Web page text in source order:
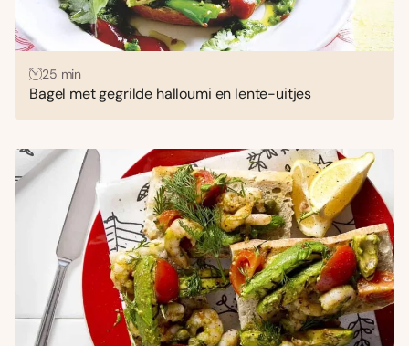
25 min
Bagel met gegrilde halloumi en lente-uitjes